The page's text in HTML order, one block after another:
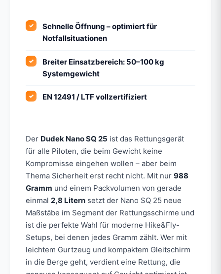
Schnelle Öffnung – optimiert für
Notfallsituationen
Breiter Einsatzbereich: 50–100 kg
Systemgewicht
EN 12491 / LTF vollzertifiziert
Der Dudek Nano SQ 25 ist das Rettungsgerät
für alle Piloten, die beim Gewicht keine
Kompromisse eingehen wollen – aber beim
Thema Sicherheit erst recht nicht. Mit nur 988
Gramm und einem Packvolumen von gerade
einmal 2,8 Litern setzt der Nano SQ 25 neue
Maßstäbe im Segment der Rettungsschirme und
ist die perfekte Wahl für moderne Hike&Fly-
Setups, bei denen jedes Gramm zählt. Wer mit
leichtem Gurtzeug und kompaktem Gleitschirm
in die Berge geht, verdient eine Rettung, die